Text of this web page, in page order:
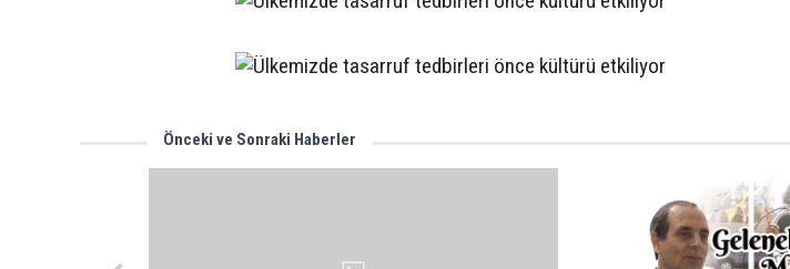
Önceki ve Sonraki Haberler